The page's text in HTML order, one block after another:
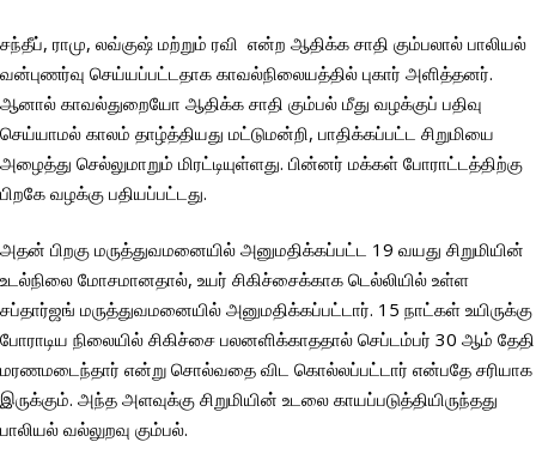
சந்தீப், ராமு, லவ்குஷ் மற்றும் ரவி என்ற ஆதிக்க சாதி கும்பலால் பாலியல்
வன்புணர்வு செய்யப்பட்டதாக காவல்நிலையத்தில் புகார் அளித்தனர்.
ஆனால் காவல்துறையோ ஆதிக்க சாதி கும்பல் மீது வழக்குப் பதிவு
செய்யாமல் காலம் தாழ்த்தியது மட்டுமன்றி, பாதிக்கப்பட்ட சிறுமியை
அழைத்து செல்லுமாறும் மிரட்டியுள்ளது. பின்னர் மக்கள் போராட்டத்திற்கு
பிறகே வழக்கு பதியப்பட்டது.
அதன் பிறகு மருத்துவமனையில் அனுமதிக்கப்பட்ட 19 வயது சிறுமியின்
உடல்நிலை மோசமானதால், உயர் சிகிச்சைக்காக டெல்லியில் உள்ள
சப்தார்ஜங் மருத்துவமனையில் அனுமதிக்கப்பட்டார். 15 நாட்கள் உயிருக்கு
போராடிய நிலையில் சிகிச்சை பலனளிக்காததால் செப்டம்பர் 30 ஆம் தேதி
மரணமடைந்தார் என்று சொல்வதை விட கொல்லப்பட்டார் என்பதே சரியாக
இருக்கும். அந்த அளவுக்கு சிறுமியின் உடலை காயப்படுத்தியிருந்தது
பாலியல் வல்லுறவு கும்பல்.